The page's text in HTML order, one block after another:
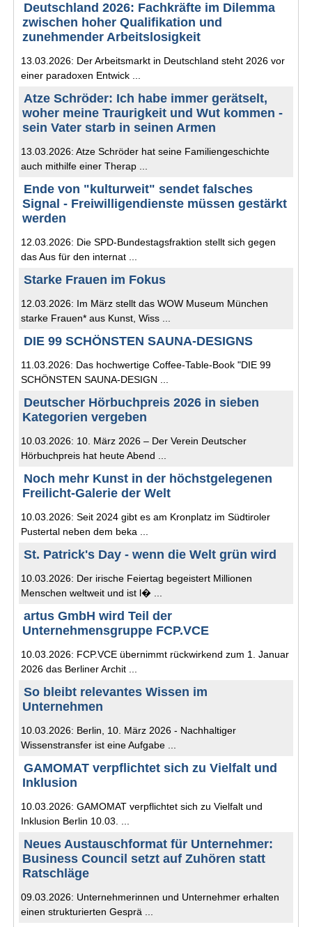
Deutschland 2026: Fachkräfte im Dilemma
zwischen hoher Qualifikation und
zunehmender Arbeitslosigkeit
13.03.2026: Der Arbeitsmarkt in Deutschland steht 2026 vor
einer paradoxen Entwick ...
Atze Schröder: Ich habe immer gerätselt,
woher meine Traurigkeit und Wut kommen -
sein Vater starb in seinen Armen
13.03.2026: Atze Schröder hat seine Familiengeschichte
auch mithilfe einer Therap ...
Ende von "kulturweit" sendet falsches
Signal - Freiwilligendienste müssen gestärkt
werden
12.03.2026: Die SPD-Bundestagsfraktion stellt sich gegen
das Aus für den internat ...
Starke Frauen im Fokus
12.03.2026: Im März stellt das WOW Museum München
starke Frauen* aus Kunst, Wiss ...
DIE 99 SCHÖNSTEN SAUNA-DESIGNS
11.03.2026: Das hochwertige Coffee-Table-Book "DIE 99
SCHÖNSTEN SAUNA-DESIGN ...
Deutscher Hörbuchpreis 2026 in sieben
Kategorien vergeben
10.03.2026: 10. März 2026 – Der Verein Deutscher
Hörbuchpreis hat heute Abend ...
Noch mehr Kunst in der höchstgelegenen
Freilicht-Galerie der Welt
10.03.2026: Seit 2024 gibt es am Kronplatz im Südtiroler
Pustertal neben dem beka ...
St. Patrick's Day - wenn die Welt grün wird
10.03.2026: Der irische Feiertag begeistert Millionen
Menschen weltweit und ist l� ...
artus GmbH wird Teil der
Unternehmensgruppe FCP.VCE
10.03.2026: FCP.VCE übernimmt rückwirkend zum 1. Januar
2026 das Berliner Archit ...
So bleibt relevantes Wissen im
Unternehmen
10.03.2026: Berlin, 10. März 2026 - Nachhaltiger
Wissenstransfer ist eine Aufgabe ...
GAMOMAT verpflichtet sich zu Vielfalt und
Inklusion
10.03.2026: GAMOMAT verpflichtet sich zu Vielfalt und
Inklusion Berlin 10.03. ...
Neues Austauschformat für Unternehmer:
Business Council setzt auf Zuhören statt
Ratschläge
09.03.2026: Unternehmerinnen und Unternehmer erhalten
einen strukturierten Gesprä ...